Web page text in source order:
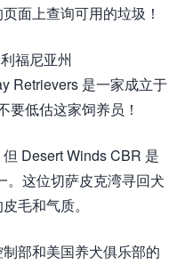
面上查询可用的垃圾！
福尼亚州
Retrievers 是一家成立于
要低估这家饲养员！
Desert Winds CBR 是
。这位切萨皮克湾寻回犬
毛和气质。
部和美国养犬俱乐部的